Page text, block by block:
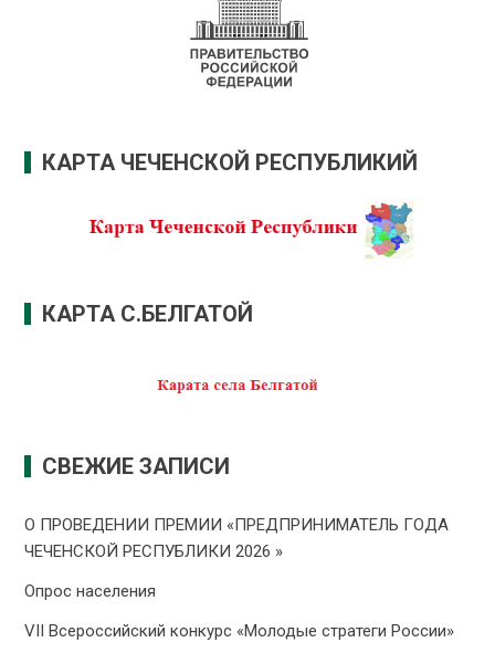
КАРТА ЧЕЧЕНСКОЙ РЕСПУБЛИКИЙ
КАРТА С.БЕЛГАТОЙ
СВЕЖИЕ ЗАПИСИ
О ПРОВЕДЕНИИ ПРЕMИИ «ПРЕДПРИНИМАТЕЛЬ ГОДА
ЧЕЧЕНСКОЙ РЕСПУБЛИКИ 2026 »
Опрос населения
VII Всероссийский конкурс «Молодые стратеги России»